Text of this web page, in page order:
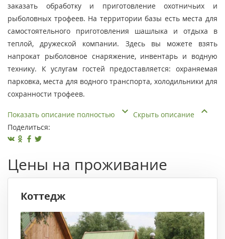
заказать обработку и приготовление охотничьих и
рыболовных трофеев. На территории базы есть места для
самостоятельного приготовления шашлыка и отдыха в
теплой, дружеской компании. Здесь вы можете взять
напрокат рыболовное снаряжение, инвентарь и водную
технику. К услугам гостей предоставляется: охраняемая
парковка, места для водного транспорта, холодильники для
сохранности трофеев.
Показать описание полностью
Скрыть описание
Поделиться:
Цены на проживание
Коттедж